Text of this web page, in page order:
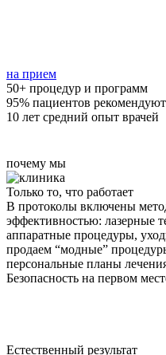
на прием
50+ процедур и программ
95% пациентов
10 лет средний опыт врачей
почему мы
Только то, что работает
В протоколы включены
эффективностью: лазерные
аппаратные процедуры,
продаем “модные”
персональные планы
Безопасность на первом
Естественный результат